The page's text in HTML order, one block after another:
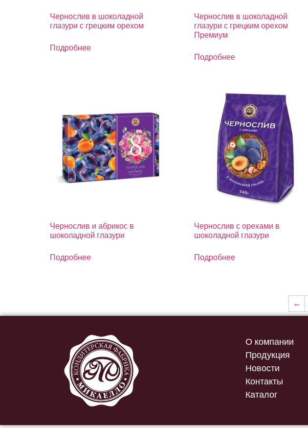
Чернослив в шоколадной
глазури с грецким орехом
Подробнее
Чернослив в шоколадной
глазури с грецким орехом
Премиум
Подробнее
Чернослив и абрикос в
шоколадной глазури
Подробнее
Чернослив с орехами в
шоколадной глазури
Подробнее
←
О компании
Продукция
Новости
Контакты
Каталог